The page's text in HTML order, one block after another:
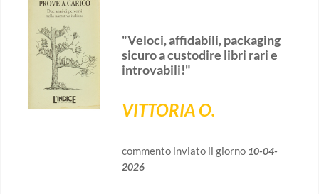
"Veloci, affidabili, packaging
sicuro a custodire libri rari e
introvabili!"
VITTORIA O.
commento inviato il giorno 10-04-
2026